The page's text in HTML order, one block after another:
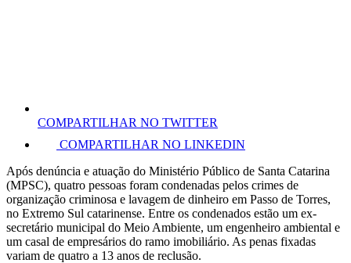
COMPARTILHAR NO TWITTER
COMPARTILHAR NO LINKEDIN
Após denúncia e atuação do Ministério Público de Santa Catarina
(MPSC), quatro pessoas foram condenadas pelos crimes de
organização criminosa e lavagem de dinheiro em Passo de Torres,
no Extremo Sul catarinense. Entre os condenados estão um ex-
secretário municipal do Meio Ambiente, um engenheiro ambiental e
um casal de empresários do ramo imobiliário. As penas fixadas
variam de quatro a 13 anos de reclusão.